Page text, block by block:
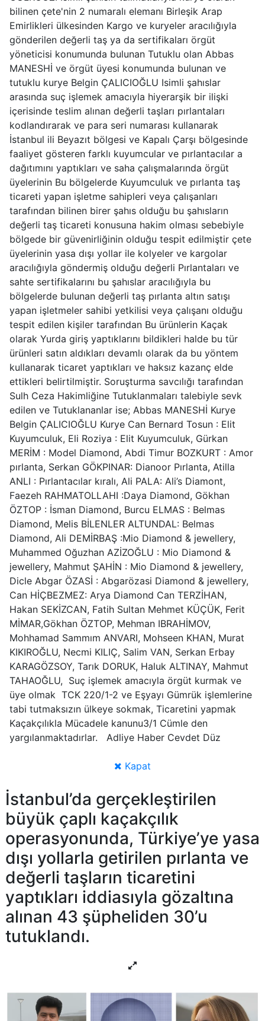
bilinen çete'nin 2 numaralı elemanı Birleşik Arap
Emirlikleri ülkesinden Kargo ve kuryeler aracılığıyla
gönderilen değerli taş ya da sertifikaları örgüt
yöneticisi konumunda bulunan Tutuklu olan Abbas
MANESHİ ve örgüt üyesi konumunda bulunan ve
tutuklu kurye Belgin ÇALICIOĞLU Isimli şahıslar
arasında suç işlemek amacıyla hiyerarşik bir ilişki
içerisinde teslim alınan değerli taşları pırlantaları
kodlandırarak ve para seri numarası kullanarak
İstanbul ili Beyazıt bölgesi ve Kapalı Çarşı bölgesinde
faaliyet gösteren farklı kuyumcular ve pırlantacılar a
dağıtımını yaptıkları ve saha çalışmalarında örgüt
üyelerinin Bu bölgelerde Kuyumculuk ve pırlanta taş
ticareti yapan işletme sahipleri veya çalışanları
tarafından bilinen birer şahıs olduğu bu şahısların
değerli taş ticareti konusuna hakim olması sebebiyle
bölgede bir güvenirliğinin olduğu tespit edilmiştir çete
üyelerinin yasa dışı yollar ile kolyeler ve kargolar
aracılığıyla göndermiş olduğu değerli Pırlantaları ve
sahte sertifikalarını bu şahıslar aracılığıyla bu
bölgelerde bulunan değerli taş pırlanta altın satışı
yapan işletmeler sahibi yetkilisi veya çalışanı olduğu
tespit edilen kişiler tarafından Bu ürünlerin Kaçak
olarak Yurda giriş yaptıklarını bildikleri halde bu tür
ürünleri satın aldıkları devamlı olarak da bu yöntem
kullanarak ticaret yaptıkları ve haksız kazanç elde
ettikleri belirtilmiştir. Soruşturma savcılığı tarafından
Sulh Ceza Hakimliğine Tutuklanmaları talebiyle sevk
edilen ve Tutuklananlar ise; Abbas MANESHİ Kurye
Belgin ÇALICIOĞLU Kurye Can Bernard Tosun : Elit
Kuyumculuk, Eli Roziya : Elit Kuyumculuk, Gürkan
MERİM : Model Diamond, Abdi Timur BOZKURT : Amor
pırlanta, Serkan GÖKPINAR: Dianoor Pırlanta, Atilla
ANLI : Pırlantacılar kıralı, Ali PALA: Ali’s Diamont,
Faezeh RAHMATOLLAHI :Daya Diamond, Gökhan
ÖZTOP : İsman Diamond, Burcu ELMAS : Belmas
Diamond, Melis BİLENLER ALTUNDAL: Belmas
Diamond, Ali DEMİRBAŞ :Mio Diamond & jewellery,
Muhammed Oğuzhan AZİZOĞLU : Mio Diamond &
jewellery, Mahmut ŞAHİN : Mio Diamond & jewellery,
Dicle Abgar ÖZASİ : Abgarözasi Diamond & jewellery,
Can HİÇBEZMEZ: Arya Diamond Can TERZİHAN,
Hakan SEKİZCAN, Fatih Sultan Mehmet KÜÇÜK, Ferit
MİMAR,Gökhan ÖZTOP, Mehman IBRAHİMOV,
Mohhamad Sammım ANVARI, Mohseen KHAN, Murat
KIKIROĞLU, Necmi KILIÇ, Salim VAN, Serkan Erbay
KARAGÖZSOY, Tarık DORUK, Haluk ALTINAY, Mahmut
TAHAOĞLU, Suç işlemek amacıyla örgüt kurmak ve
üye olmak TCK 220/1-2 ve Eşyayı Gümrük işlemlerine
tabi tutmaksızın ülkeye sokmak, Ticaretini yapmak
Kaçakçılıkla Mücadele kanunu3/1 Cümle den
yargılanmaktadırlar. Adliye Haber Cevdet Düz
Kapat
İstanbul’da gerçekleştirilen
büyük çaplı kaçakçılık
operasyonunda, Türkiye’ye yasa
dışı yollarla getirilen pırlanta ve
değerli taşların ticaretini
yaptıkları iddiasıyla gözaltına
alınan 43 şüpheliden 30’u
tutuklandı.